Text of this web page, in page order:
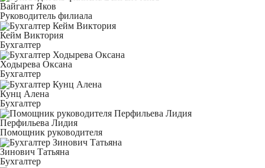
Вайгант Яков
Руководитель филиала
Кейм Виктория
Бухгалтер
Ходырева Оксана
Бухгалтер
Кунц Алена
Бухгалтер
Перфильева Лидия
Помощник руководителя
Зинович Татьяна
Бухгалтер